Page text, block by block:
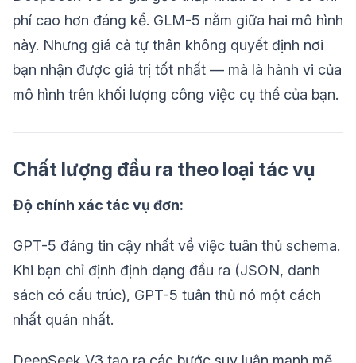
phí cao hơn đáng kể. GLM-5 nằm giữa hai mô hình
này. Nhưng giá cả tự thân không quyết định nơi
bạn nhận được giá trị tốt nhất — mà là hành vi của
mô hình trên khối lượng công việc cụ thể của bạn.
Chất lượng đầu ra theo loại tác vụ
Độ chính xác tác vụ đơn:
GPT-5 đáng tin cậy nhất về việc tuân thủ schema.
Khi bạn chỉ định định dạng đầu ra (JSON, danh
sách có cấu trúc), GPT-5 tuân thủ nó một cách
nhất quán nhất.